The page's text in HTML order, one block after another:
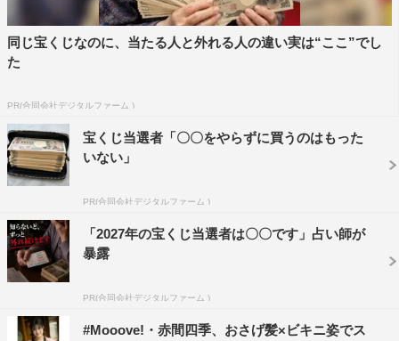
同じ宝くじなのに、当たる人と外れる人の違い実は“ここ”でし
た
PR(合同会社デジタルファーム )
宝くじ当選者「〇〇をやらずに買うのはもった
いない」
PR(合同会社デジタルファーム )
「2027年の宝くじ当選者は〇〇です」占い師が
暴露
PR(合同会社デジタルファーム )
#Mooove!・赤間四季、おさげ髪×ビキニ姿でス